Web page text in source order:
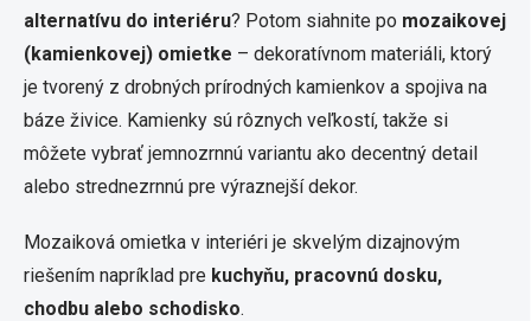
alternatívu do interiéru? Potom siahnite po mozaikovej
(kamienkovej) omietke – dekoratívnom materiáli, ktorý
je tvorený z drobných prírodných kamienkov a spojiva na
báze živice. Kamienky sú rôznych veľkostí, takže si
môžete vybrať jemnozrnnú variantu ako decentný detail
alebo strednezrnnú pre výraznejší dekor.
Mozaiková omietka v interiéri je skvelým dizajnovým
riešením napríklad pre kuchyňu, pracovnú dosku,
chodbu alebo schodisko.